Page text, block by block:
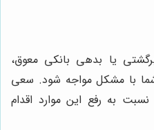
یا بدهی بانکی معوق،
با مشکل مواجه شود. سعی
نسبت به رفع این موارد اقدام